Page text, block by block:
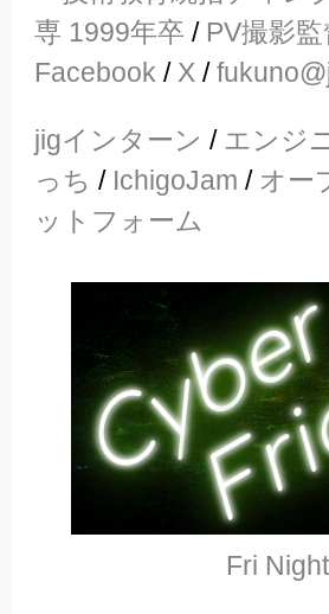
専 1999年卒 / PV撮影監
Facebook / X /
jigインターン / エンジ
っち / IchigoJam / オー
ットフォーム
Fri Night